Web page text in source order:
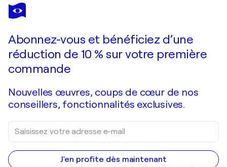
KEVIN WILCZEWSKI
Powerful beauty
Abonnez-vous et bénéficiez d’une
réduction de 10 % sur votre première
commande
Nouvelles œuvres, coups de cœur de nos
conseillers, fonctionnalités exclusives.
J'en profite dès maintenant